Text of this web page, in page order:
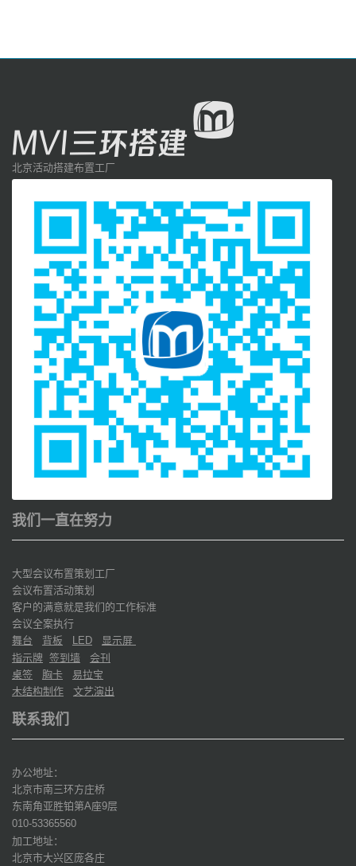
北京活动搭建布置工厂
我们一直在努力
大型会议布置策划工厂
会议布置活动策划
客户的满意就是我们的工作标准
会议全案执行
舞台
背板 LED
显示屏
指示牌 签到墙
会刊
桌签
胸卡
易拉宝
木结构制作
文艺演出
联系我们
办公地址：
北京市南三环方庄桥
东南角亚胜铂第A座9层
010-53365560
加工地址：
北京市大兴区庞各庄